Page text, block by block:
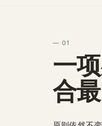
— 01
一
合